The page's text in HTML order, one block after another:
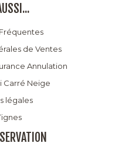
de Ventes
Annulation
Carré Neige
légales